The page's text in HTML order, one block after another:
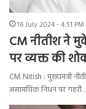
16 July 2024 - 4:51 PM
CM नीतीश ने
पर व्यक्त की
CM Nitish : मुख्यमंत्री
असामयिक निधन पर